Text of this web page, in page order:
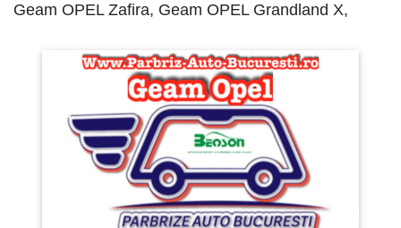
Geam OPEL Zafira, Geam OPEL Grandland X,